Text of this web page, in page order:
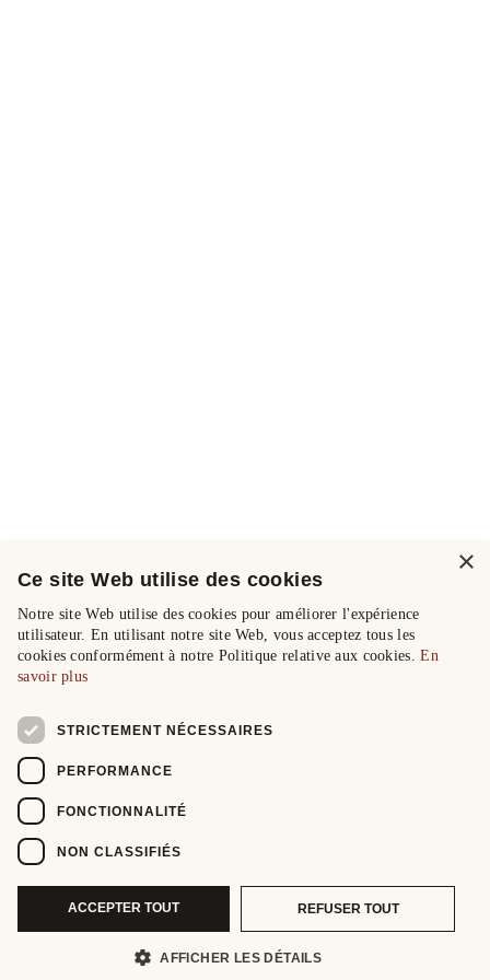
×
Ce site Web utilise des cookies
Notre site Web utilise des cookies pour améliorer l'expérience
utilisateur. En utilisant notre site Web, vous acceptez tous les
cookies conformément à notre Politique relative aux cookies.En
savoir plus
STRICTEMENT NÉCESSAIRES
PERFORMANCE
FONCTIONNALITÉ
NON CLASSIFIÉS
ACCEPTER TOUT REFUSER TOUT
AFFICHER LES DÉTAILS